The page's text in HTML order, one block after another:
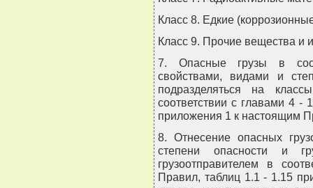
Класс 8. Едкие
Класс 9. Прочие вещества и
7. Опасные грузы в
свойствами, видами и
подразделяться на
соответствии с главами 4
приложения 1 к настоящим
8. Отнесение опасных
степени опасности и
грузоотправителем в
Правил, таблиц 1.1 - 1.15